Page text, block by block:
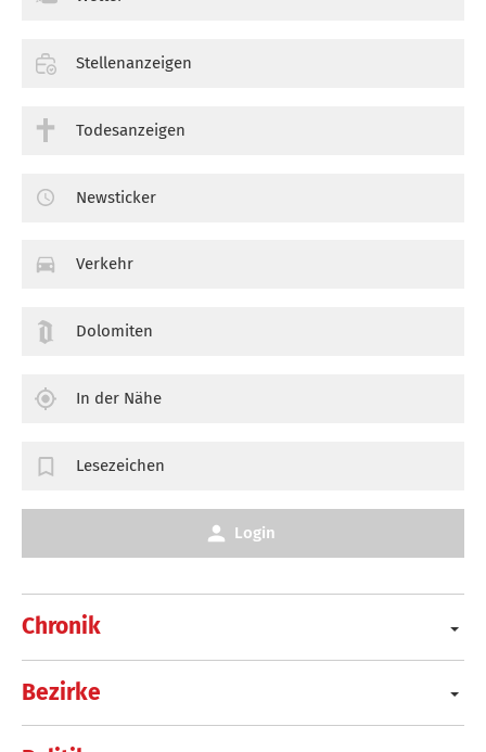
Chronik
Bezirke
Stellenanzeigen
Todesanzeigen
Newsticker
Verkehr
Dolomiten
In der Nähe
Lesezeichen
Login